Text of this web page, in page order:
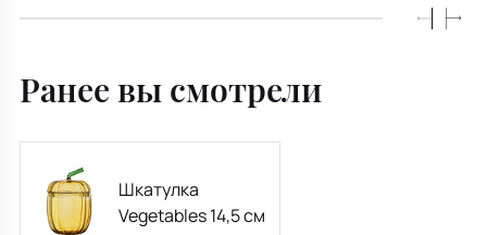
Ранее вы смотрели
Шкатулка
Vegetables 14,5 см